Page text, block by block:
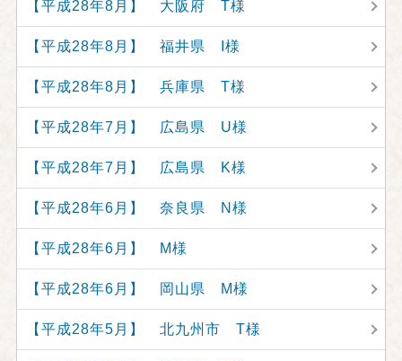
【平成28年8月】 大阪府 T様
【平成28年8月】 福井県 I様
【平成28年8月】 兵庫県 T様
【平成28年7月】 広島県 U様
【平成28年7月】 広島県 K様
【平成28年6月】 奈良県 N様
【平成28年6月】 M様
【平成28年6月】 岡山県 M様
【平成28年5月】 北九州市 T様